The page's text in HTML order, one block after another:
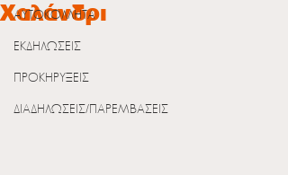
ΑΥΤΟΚΟΛΛΗΤΑ
ΕΚΔΗΛΩΣΕΙΣ
ΠΡΟΚΗΡΥΞΕΙΣ
ΔΙΑΔΗΛΩΣΕΙΣ/ΠΑΡΕΜΒΑΣΕΙΣ
Χαλάνδρι